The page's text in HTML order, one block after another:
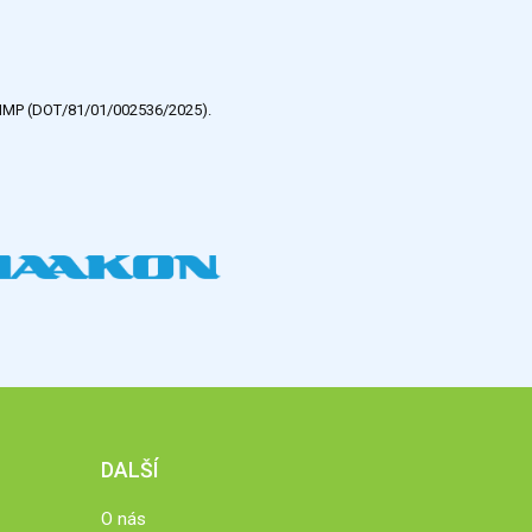
(DOT/81/01/002536/2025).
DALŠÍ
O nás